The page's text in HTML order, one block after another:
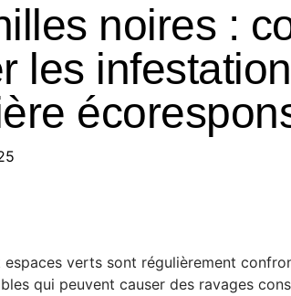
noires :
les
espaces verts sont régulièrement
qui peuvent causer des ravages